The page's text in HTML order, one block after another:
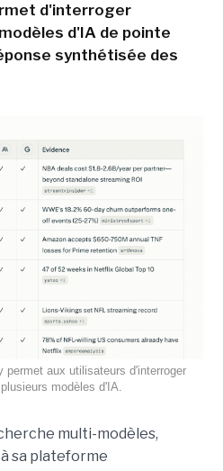
d'interroger
d'IA de pointe
synthétisée des
permet aux utilisateurs d'interroger
modèles d'IA.
multi-modèles,
sa plateforme